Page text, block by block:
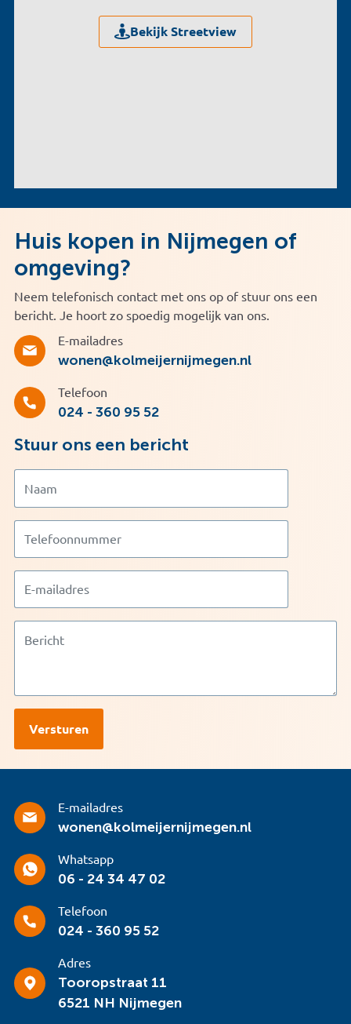
Bekijk Streetview
Huis kopen in Nijmegen of
omgeving?
Neem telefonisch contact met ons op of stuur ons een
bericht. Je hoort zo spoedig mogelijk van ons.
E-mailadres
wonen@kolmeijernijmegen.nl
Telefoon
024 - 360 95 52
Stuur ons een bericht
E-mailadres
wonen@kolmeijernijmegen.nl
Whatsapp
06 - 24 34 47 02
Telefoon
024 - 360 95 52
Adres
Tooropstraat 11
6521 NH Nijmegen